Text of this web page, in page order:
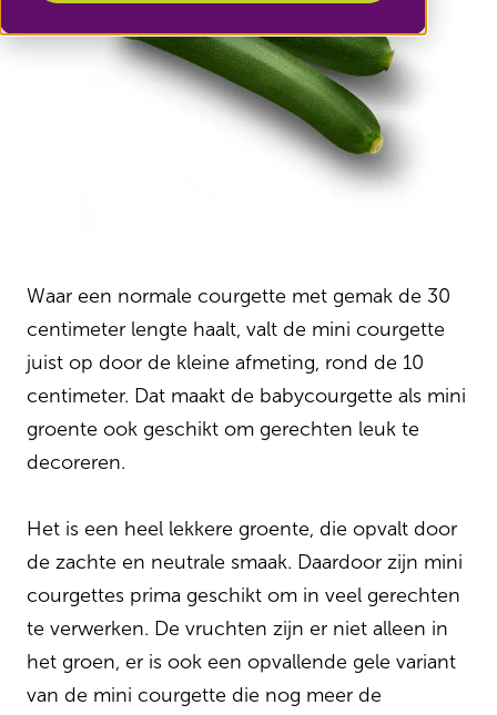
Waar een normale courgette met gemak de 30
centimeter lengte haalt, valt de mini courgette
juist op door de kleine afmeting, rond de 10
centimeter. Dat maakt de babycourgette als mini
groente ook geschikt om gerechten leuk te
decoreren.
Het is een heel lekkere groente, die opvalt door
de zachte en neutrale smaak. Daardoor zijn mini
courgettes prima geschikt om in veel gerechten
te verwerken. De vruchten zijn er niet alleen in
het groen, er is ook een opvallende gele variant
van de mini courgette die nog meer de